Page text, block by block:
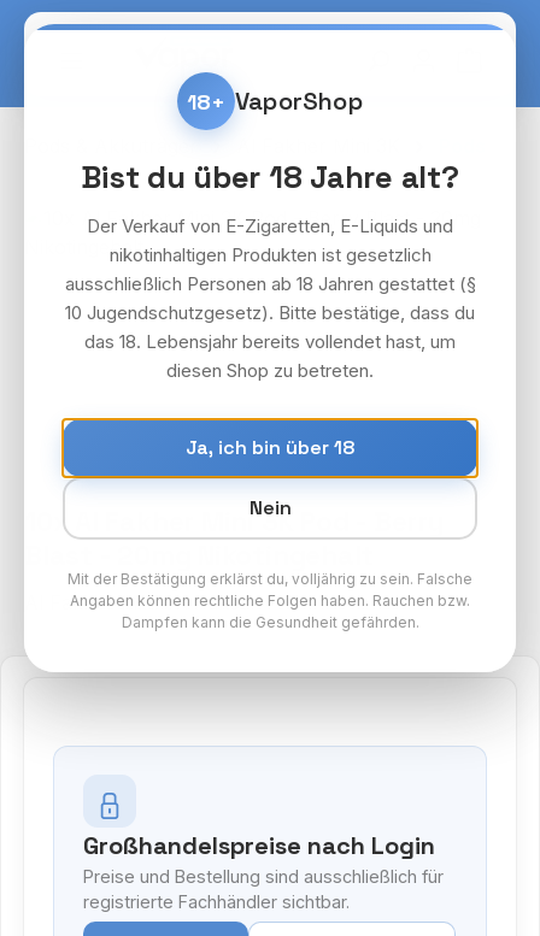
Zum Hauptinhalt springen
Bildergalerie überspringen
10x Al Fakher Mini 3K Pod - Berry
Al Fakher Mini 3K Paket
Großhandelspreise nach Login
Preise und Bestellung sind ausschließlich für
registrierte Fachhändler sichtbar.
18+ VaporShop
Bist du über 18 Jahre alt?
Der Verkauf von E-Zigaretten, E-Liquids und
nikotinhaltigen Produkten ist gesetzlich
ausschließlich Personen ab 18 Jahren gestattet (§
10 Jugendschutzgesetz). Bitte bestätige, dass du
das 18. Lebensjahr bereits vollendet hast, um
diesen Shop zu betreten.
Ja, ich bin über 18
Nein
Mit der Bestätigung erklärst du, volljährig zu sein. Falsche
Angaben können rechtliche Folgen haben. Rauchen bzw.
Dampfen kann die Gesundheit gefährden.